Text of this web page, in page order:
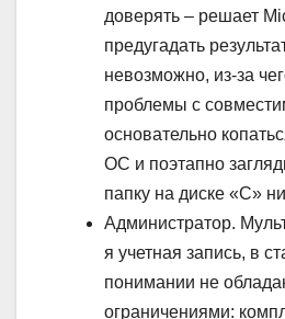
доверять – решает
предугадать
невозможно, из-за
проблемы с
основательно
ОС и поэтапно
папку на диске «C»
Администратор.
я учетная запись, в
понимании не
ограничениями: